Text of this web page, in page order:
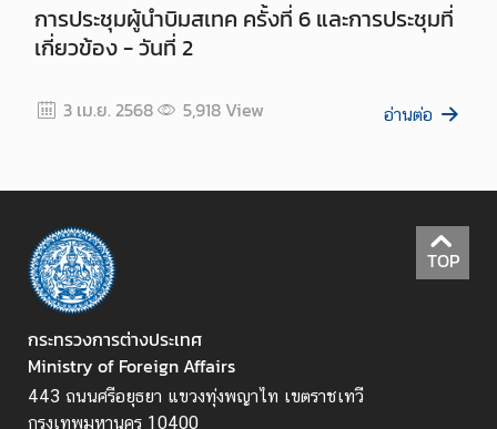
การประชุมผู้นำบิมสเทค ครั้งที่ 6 และการประชุมที่
เกี่ยวข้อง - วันที่ 2
3 เม.ย. 2568 5,918View อ่านต่อ
TOP
กระทรวงการต่างประเทศ
Ministry of Foreign Affairs
443 ถนนศรีอยุธยา แขวงทุ่งพญาไท เขตราชเทวี
กรุงเทพมหานคร 10400